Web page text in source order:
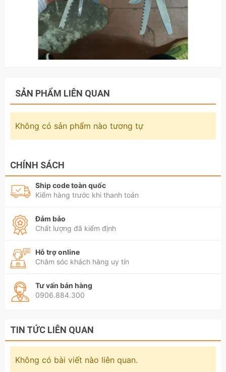
SẢN PHẨM LIÊN QUAN
Không có sản phẩm nào tương tự
CHÍNH SÁCH
Ship code toàn quốc
Kiểm hàng trước khi thanh toán
Đảm bảo
Chất lượng đã kiểm định
Hỗ trợ online
Chăm sóc khách hàng uy tín
Tư vấn bán hàng
0906.884.300
TIN TỨC LIÊN QUAN
Không có bài viết nào liên quan.